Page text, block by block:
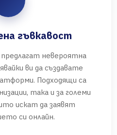
гъвкавост
невероятна
ви да създавате
Подходящи са
така и за големи
искат да заявят
си онлайн.